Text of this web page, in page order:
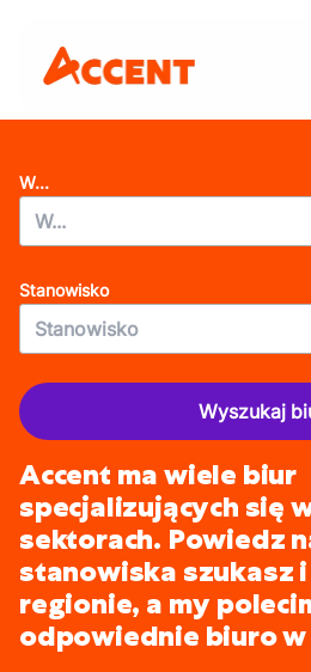
W...
Stanowisko
Wyszukaj
Accent ma wiele biur
specjalizujących się
sektorach. Powiedz
stanowiska szukasz
regionie, a my
odpowiednie biuro